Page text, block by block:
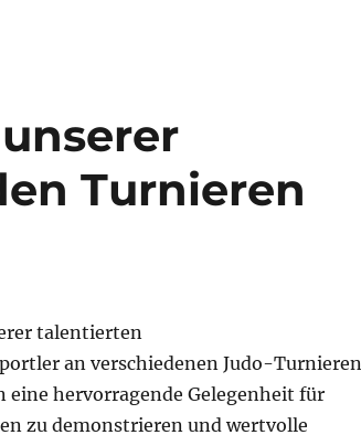
Turnieren
talentierten
an verschiedenen Judo-Turnieren
eine hervorragende Gelegenheit für
zu demonstrieren und wertvolle